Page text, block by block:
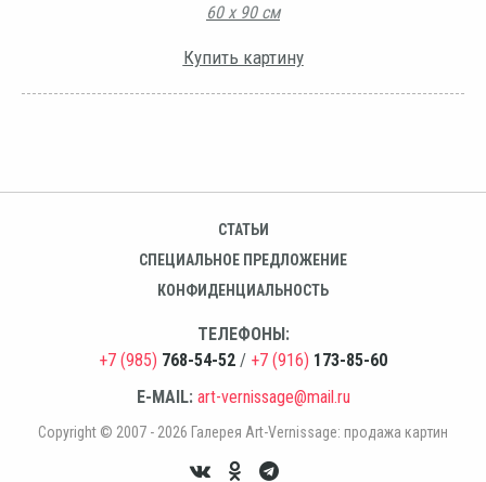
60 х 90 см
Купить картину
СТАТЬИ
СПЕЦИАЛЬНОЕ ПРЕДЛОЖЕНИЕ
КОНФИДЕНЦИАЛЬНОСТЬ
ТЕЛЕФОНЫ:
+7 (985) 768-54-52 / +7 (916) 173-85-60
E-MAIL: art-vernissage@mail.ru
Copyright © 2007 - 2026 Галерея Art-Vernissage: продажа картин